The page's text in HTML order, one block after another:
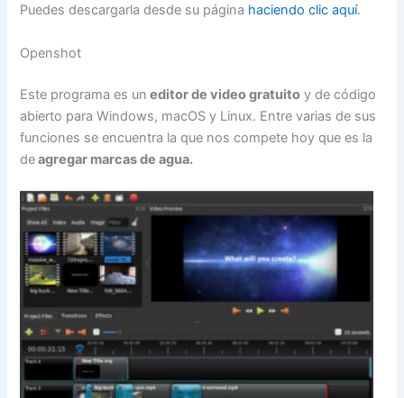
Puedes descargarla desde su página haciendo clic aquí.
Openshot
Este programa es un editor de video gratuito y de código
abierto para Windows, macOS y Linux. Entre varias de sus
funciones se encuentra la que nos compete hoy que es la
deagregar marcas de agua.